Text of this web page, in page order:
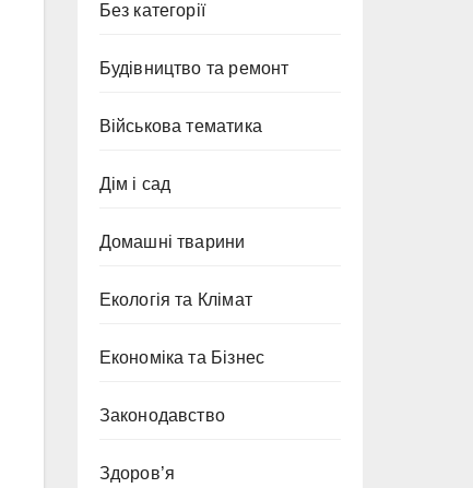
Без категорії
Будівництво та ремонт
Військова тематика
Дім і сад
Домашні тварини
Екологія та Клімат
Економіка та Бізнес
Законодавство
Здоров’я